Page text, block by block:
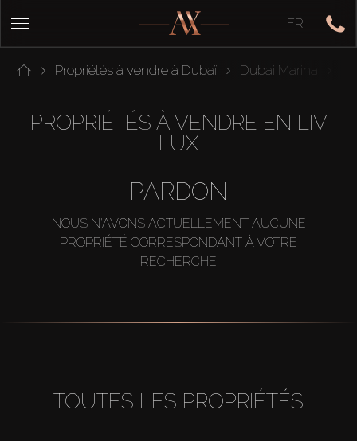
FR
Propriétés à vendre à Dubaï Dubai Marina
PROPRIÉTÉS À VENDRE EN LIV
LUX
PARDON
NOUS N'AVONS ACTUELLEMENT AUCUNE
PROPRIÉTÉ CORRESPONDANT À VOTRE
RECHERCHE
TOUTES LES PROPRIÉTÉS